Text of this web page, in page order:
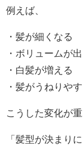
例えば、
・髪が細くなる
・ボリュームが
・白髪が増える
・髪がうねりや
こうした変化が
「髪型が決まりに